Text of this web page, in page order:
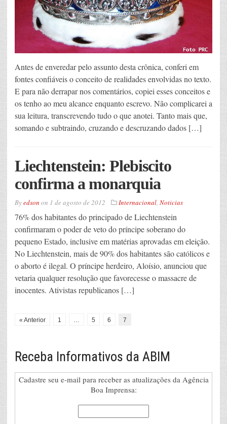
Antes de enveredar pelo assunto desta crônica, conferi em
fontes confiáveis o conceito de realidades envolvidas no texto.
E para não derrapar nos comentários, copiei esses conceitos e
os tenho ao meu alcance enquanto escrevo. Não complicarei a
sua leitura, transcrevendo tudo o que anotei. Tanto mais que,
somando e subtraindo, cruzando e descruzando dados […]
Liechtenstein: Plebiscito
confirma a monarquia
Byedson on 1 de agosto de 2012 Internacional, Noticias
76% dos habitantes do principado de Liechtenstein
confirmaram o poder de veto do príncipe soberano do
pequeno Estado, inclusive em matérias aprovadas em eleição.
No Liechtenstein, mais de 90% dos habitantes são católicos e
o aborto é ilegal. O príncipe herdeiro, Aloísio, anunciou que
vetaria qualquer resolução que favorecesse o massacre de
inocentes. Ativistas republicanos […]
« Anterior 1 … 5 6 7
Receba Informativos da ABIM
Cadastre seu e-mail para receber as atualizações da Agência
Boa Imprensa: